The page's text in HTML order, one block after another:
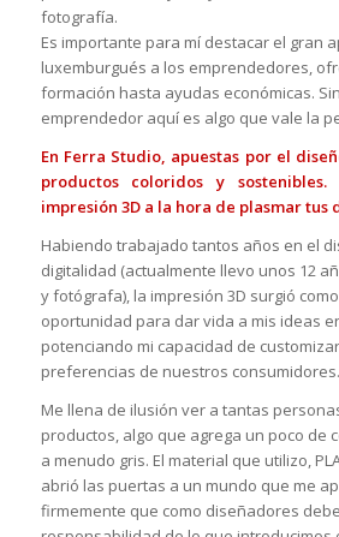
fotografía.
Es importante para mí destacar el gran
luxemburgués a los emprendedores,
formación hasta ayudas económicas.
emprendedor aquí es algo que vale la
En Ferra Studio, apuestas por el
productos coloridos y
impresión 3D a la hora de plasmar tus
Habiendo trabajado tantos años en el
digitalidad (actualmente llevo unos 12
y fotógrafa), la impresión 3D surgió
oportunidad para dar vida a mis ideas
potenciando mi capacidad de
preferencias de nuestros consumidores.
Me llena de ilusión ver a tantas
productos, algo que agrega un poco de
a menudo gris. El material que utilizo,
abrió las puertas a un mundo que me
firmemente que como diseñadores